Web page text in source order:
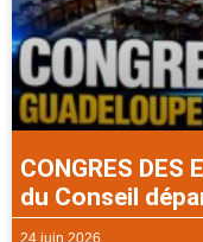
CONGRES DES
du Conseil
24 juin 2026